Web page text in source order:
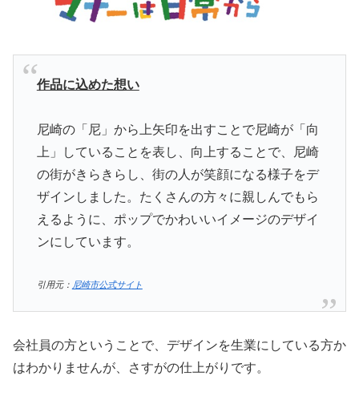
作品に込めた想い
尼崎の「尼」から上矢印を出すことで尼崎が「向
上」していることを表し、向上することで、尼崎
の街がきらきらし、街の人が笑顔になる様子をデ
ザインしました。たくさんの方々に親しんでもら
えるように、ポップでかわいいイメージのデザイ
ンにしています。
引用元： 尼崎市公式サイト
会社員の方ということで、デザインを生業にしている方か
はわかりませんが、さすがの仕上がりです。